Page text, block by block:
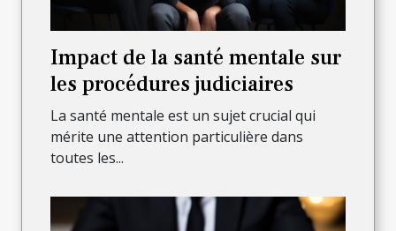
Impact de la santé mentale sur
les procédures judiciaires
La santé mentale est un sujet crucial qui
mérite une attention particulière dans
toutes les...